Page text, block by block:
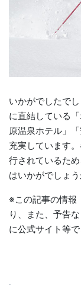
いかがでしたで
に直結している
原温泉ホテル」
充実しています
行されているた
はいかがでしょう
※この記事の情報
り、また、予告
に公式サイト等で